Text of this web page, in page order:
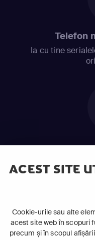
ACEST SITE
Cookie-urile sau alte
acest site web în scopuri
precum și în scopul
Telefon
Ia cu tine